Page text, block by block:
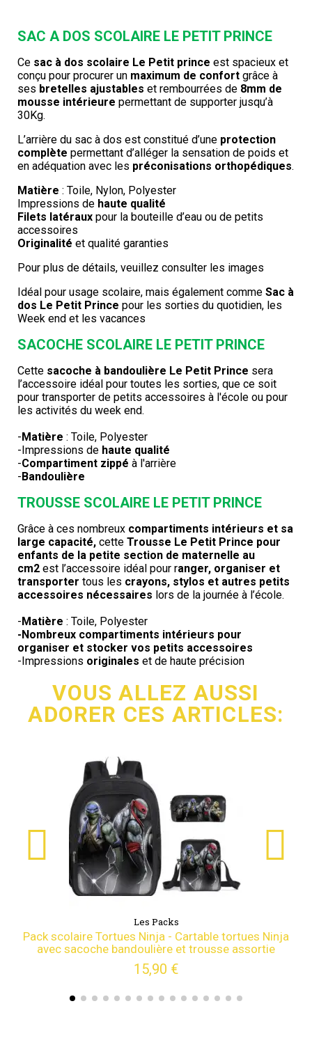
SAC A DOS SCOLAIRE LE PETIT PRINCE
Ce sac à dos scolaire Le Petit prince est spacieux et
conçu pour procurer un maximum de confort grâce à
ses bretelles ajustables et rembourrées de 8mm de
mousse intérieure permettant de supporter jusqu’à
30Kg.
L’arrière du sac à dos est constitué d’une protection
complète permettant d’alléger la sensation de poids et
en adéquation avec les préconisations orthopédiques.
Matière : Toile, Nylon, Polyester
Impressions de haute qualité
Filets latéraux pour la bouteille d’eau ou de petits
accessoires
Originalité et qualité garanties
Pour plus de détails, veuillez consulter les images
Idéal pour usage scolaire, mais également comme Sac à
dos Le Petit Prince pour les sorties du quotidien, les
Week end et les vacances
SACOCHE SCOLAIRE LE PETIT PRINCE
Cette sacoche à bandoulière Le Petit Prince sera
l’accessoire idéal pour toutes les sorties, que ce soit
pour transporter de petits accessoires à l'école ou pour
les activités du week end.
-Matière : Toile, Polyester
-Impressions de haute qualité
-Compartiment zippé à l'arrière
-Bandoulière
TROUSSE SCOLAIRE LE PETIT PRINCE
Grâce à ces nombreux compartiments intérieurs et sa
large capacité, cette Trousse Le Petit Prince pour
enfants de la petite section de maternelle au
cm2 est l’accessoire idéal pour ranger, organiser et
transporter tous les crayons, stylos et autres petits
accessoires nécessaires lors de la journée à l’école.
-Matière : Toile, Polyester
-Nombreux compartiments intérieurs pour
organiser et stocker vos petits accessoires
-Impressions originales et de haute précision
VOUS ALLEZ AUSSI
ADORER CES ARTICLES:
Les Packs
Pack scolaire Tortues Ninja - Cartable tortues Ninja
avec sacoche bandoulière et trousse assortie
15,90 €